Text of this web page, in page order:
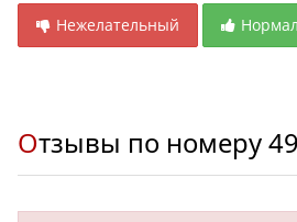
Нежелательный
Отзывы по номеру